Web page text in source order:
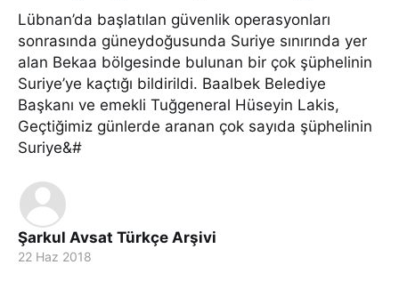
Lübnan’da başlatılan güvenlik operasyonları
sonrasında güneydoğusunda Suriye sınırında yer
alan Bekaa bölgesinde bulunan bir çok şüphelinin
Suriye’ye kaçtığı bildirildi. Baalbek Belediye
Başkanı ve emekli Tuğgeneral Hüseyin Lakis,
Geçtiğimiz günlerde aranan çok sayıda şüphelinin
Suriye&#
Şarkul Avsat Türkçe Arşivi
22 Haz 2018